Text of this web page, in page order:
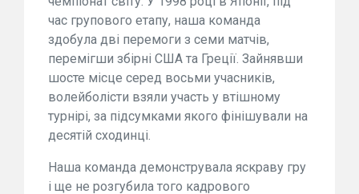
час групового етапу, наша команда
здобула дві перемоги з семи матчів,
перемігши збірні США та Греції. Зайнявши
шосте місце серед восьми учасників,
волейболісти взяли участь у втішному
турнірі, за підсумками якого фінішували на
десятій сходинці.
Наша команда демонструвала яскраву гру
і ще не розгубила того кадрового